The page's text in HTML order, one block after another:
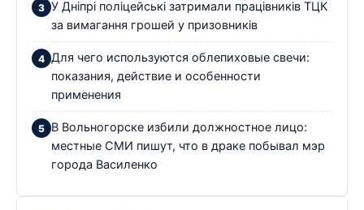
У Дніпрі поліцейські затримали працівників ТЦК
за вимагання грошей у призовників
Для чего используются облепиховые свечи:
показания, действие и особенности
применения
В Вольногорске избили должностное лицо:
местные СМИ пишут, что в драке побывал мэр
города Василенко